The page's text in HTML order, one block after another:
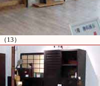
（13）